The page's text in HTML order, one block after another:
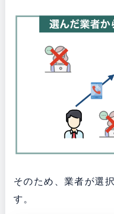
そのため、業者が選
す。